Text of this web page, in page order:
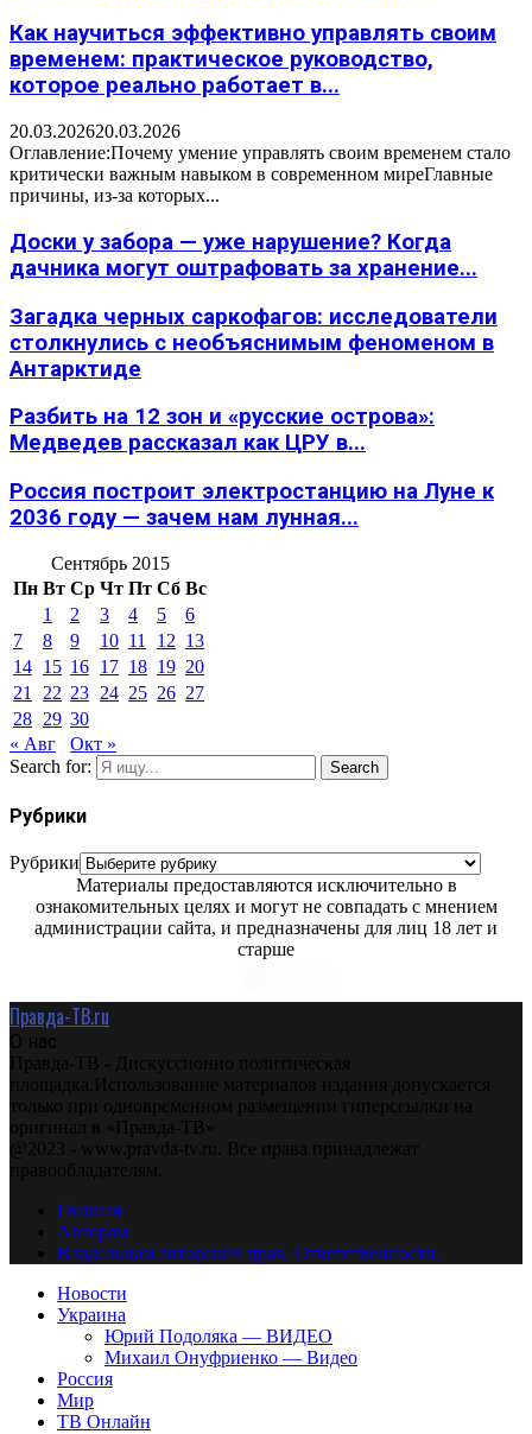
Как научиться эффективно управлять своим
временем: практическое руководство,
которое реально работает в...
20.03.202620.03.2026
Оглавление:Почему умение управлять своим временем стало
критически важным навыком в современном миреГлавные
причины, из-за которых...
Доски у забора — уже нарушение? Когда
дачника могут оштрафовать за хранение...
Загадка черных саркофагов: исследователи
столкнулись с необъяснимым феноменом в
Антарктиде
Разбить на 12 зон и «русские острова»:
Медведев рассказал как ЦРУ в...
Россия построит электростанцию на Луне к
2036 году — зачем нам лунная...
Сентябрь 2015
Пн Вт Ср Чт Пт Сб Вс
1
2 3 4 5
6
7
8 9 10 11 12 13
14 15 16 17 18 19 20
21
22 23 24 25 26 27
28 29 30
« Авг
Окт »
Search for:
Search
Рубрики
Рубрики
Материалы предоставляются исключительно в
ознакомительных целях и могут не совпадать с мнением
администрации сайта, и предназначены для лиц 18 лет и
старше
Правда-ТВ.ru
О нас
Правда-ТВ - Дискуссионно политическая
площадка.Использование материалов издания допускается
только при одновременном размещении гиперссылки на
оригинал в «Правда-ТВ»
@2023 - www.pravda-tv.ru. Все права принадлежат
правообладателям.
Главная
Авторам
Владельцам авторских прав. Ответственности.
Новости
Украина
Юрий Подоляка — ВИДЕО
Михаил Онуфриенко — Видео
Россия
Мир
ТВ Онлайн